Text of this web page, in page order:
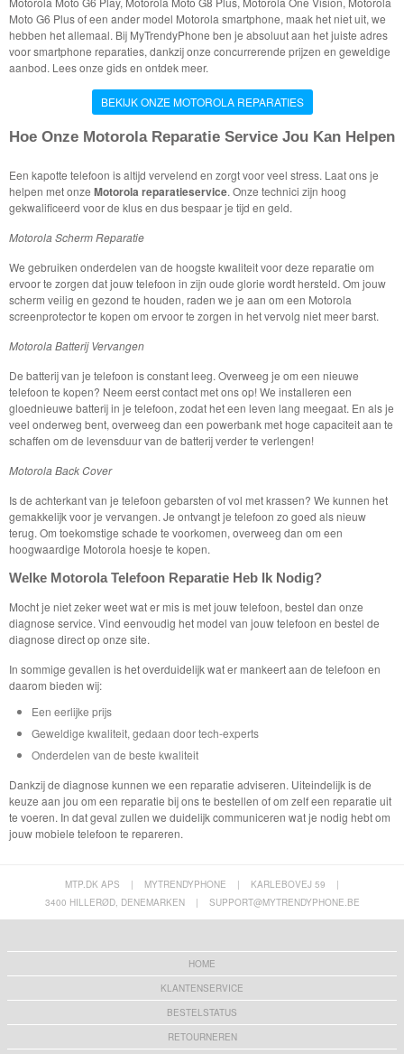
Moto G6 Plus of een ander model Motorola smartphone, maak het niet uit, we
hebben het allemaal. Bij MyTrendyPhone ben je absoluut aan het juiste adres
voor smartphone reparaties, dankzij onze concurrerende prijzen en geweldige
aanbod. Lees onze gids en ontdek meer.
BEKIJK ONZE MOTOROLA REPARATIES
Hoe Onze Motorola Reparatie Service Jou Kan Helpen
Een kapotte telefoon is altijd vervelend en zorgt voor veel stress. Laat ons je
helpen met onze Motorola reparatieservice. Onze technici zijn hoog
gekwalificeerd voor de klus en dus bespaar je tijd en geld.
Motorola Scherm Reparatie
We gebruiken onderdelen van de hoogste kwaliteit voor deze reparatie om
ervoor te zorgen dat jouw telefoon in zijn oude glorie wordt hersteld. Om jouw
scherm veilig en gezond te houden, raden we je aan om een Motorola
screenprotector te kopen om ervoor te zorgen in het vervolg niet meer barst.
Motorola Batterij Vervangen
De batterij van je telefoon is constant leeg. Overweeg je om een nieuwe
telefoon te kopen? Neem eerst contact met ons op! We installeren een
gloednieuwe batterij in je telefoon, zodat het een leven lang meegaat. En als je
veel onderweg bent, overweeg dan een powerbank met hoge capaciteit aan te
schaffen om de levensduur van de batterij verder te verlengen!
Motorola Back Cover
Is de achterkant van je telefoon gebarsten of vol met krassen? We kunnen het
gemakkelijk voor je vervangen. Je ontvangt je telefoon zo goed als nieuw
terug. Om toekomstige schade te voorkomen, overweeg dan om een
hoogwaardige Motorola hoesje te kopen.
Welke Motorola Telefoon Reparatie Heb Ik Nodig?
Mocht je niet zeker weet wat er mis is met jouw telefoon, bestel dan onze
diagnose service. Vind eenvoudig het model van jouw telefoon en bestel de
diagnose direct op onze site.
In sommige gevallen is het overduidelijk wat er mankeert aan de telefoon en
daarom bieden wij:
Een eerlijke prijs
Geweldige kwaliteit, gedaan door tech-experts
Onderdelen van de beste kwaliteit
Dankzij de diagnose kunnen we een reparatie adviseren. Uiteindelijk is de
keuze aan jou om een reparatie bij ons te bestellen of om zelf een reparatie uit
te voeren. In dat geval zullen we duidelijk communiceren wat je nodig hebt om
jouw mobiele telefoon te repareren.
MTP.DK APS | MYTRENDYPHONE | KARLEBOVEJ 59
|
3400 HILLERØD, DENEMARKEN
| SUPPORT@MYTRENDYPHONE.BE
HOME
KLANTENSERVICE
BESTELSTATUS
RETOURNEREN